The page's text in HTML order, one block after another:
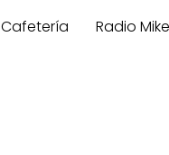
Cafetería Radio